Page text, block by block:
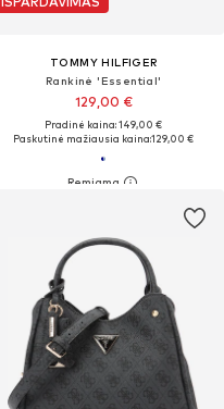
TOMMY HILFIGER
Rankinė 'Essential'
129,00 €
Pradinė kaina: 149,00 €
Paskutinė mažiausia kaina:129,00 €